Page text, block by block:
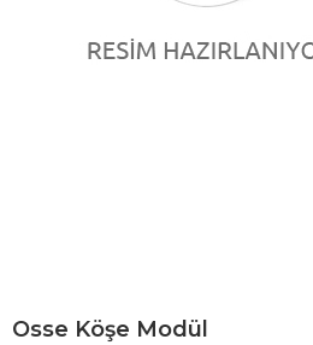
Osse Köşe Modül